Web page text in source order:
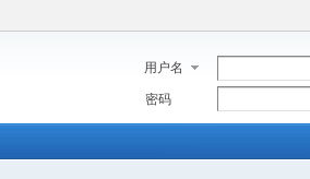
用户名
密码